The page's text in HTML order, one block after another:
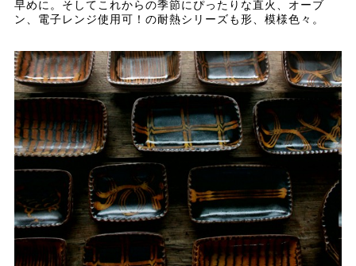
早めに。そしてこれからの季節にぴったりな直火、オーブ
ン、電子レンジ使用可！の耐熱シリーズも形、模様色々。